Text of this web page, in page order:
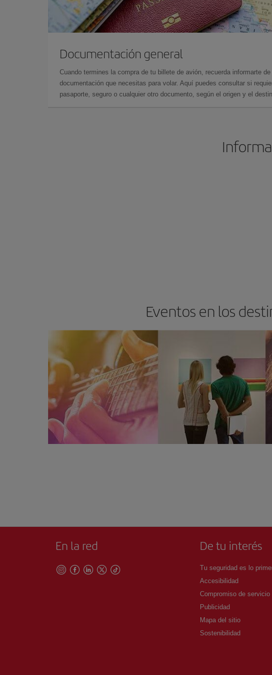
Documentación general
Cuando termines la compra de tu billete de avión, recuerda informarte de
documentación que necesitas para volar. Aquí puedes consultar si
pasaporte, seguro o cualquier otro documento, según el origen y el
Eventos en los
En la red De tu interés
Tu seguridad es lo
Accesibilidad
Compromiso de servicio
Publicidad
Mapa del sitio
Sostenibilidad